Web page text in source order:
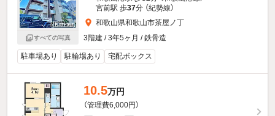
すべての写真
宮前駅 歩37分 （紀勢線）
和歌山県和歌山市茶屋ノ丁
3階建 / 3年5ヶ月 / 鉄骨造
駐車場あり 駐輪場あり 宅配ボックス
10.5万円
（管理費6,000円）